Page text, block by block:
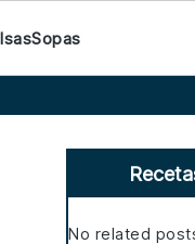
Sopas
Primary
Sidebar
No related